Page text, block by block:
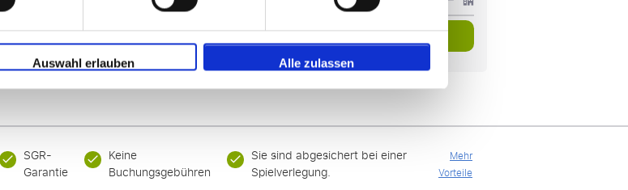
Auswahl erlauben Alle zulassen
Pakete anzeigen
SGR-
Garantie
Keine
Buchungsgebühren
Sie sind abgesichert bei einer
Spielverlegung.
Mehr
Vorteile